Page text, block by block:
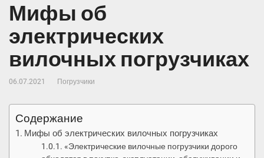
Мифы об
электрических
вилочных погрузчиках
06.07.2021 Погрузчики
Содержание
Мифы об электрических вилочных погрузчиках
«Электрические вилочные погрузчики дорого